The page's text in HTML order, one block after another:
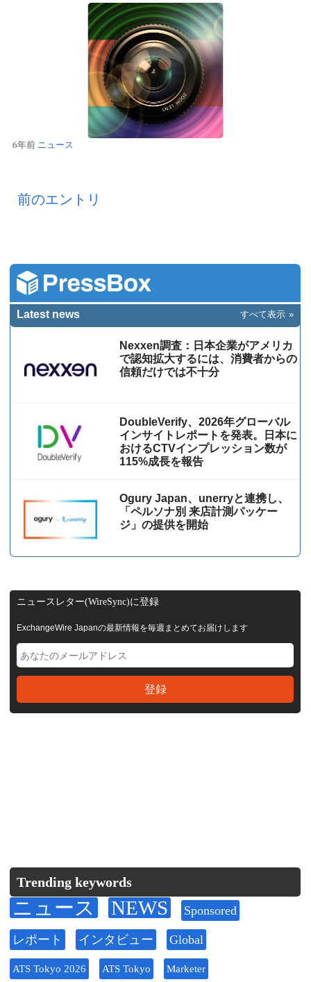
6年前 ニュース
前のエントリ
Latest news すべて表示
Nexxen調査：日本企業がアメリカ
で認知拡大するには、消費者からの
信頼だけでは不十分
DoubleVerify、2026年グローバル
インサイトレポートを発表。日本に
おけるCTVインプレッション数が
115%成⻑を報告
Ogury Japan、unerryと連携し、
「ペルソナ別 来店計測パッケー
ジ」の提供を開始
ニュースレター(WireSync)に登録
ExchangeWire Japanの最新情報を毎週まとめてお届けします
Trending keywords
ニュース NEWS Sponsored
レポート インタビュー Global
ATS Tokyo 2026 ATS Tokyo Marketer